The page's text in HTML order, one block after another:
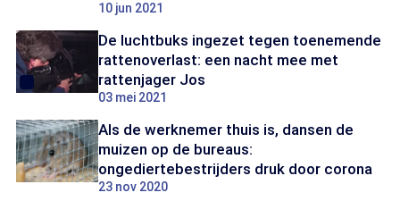
10 jun 2021
De luchtbuks ingezet tegen toenemende
rattenoverlast: een nacht mee met
rattenjager Jos
03 mei 2021
Als de werknemer thuis is, dansen de
muizen op de bureaus:
ongediertebestrijders druk door corona
23 nov 2020